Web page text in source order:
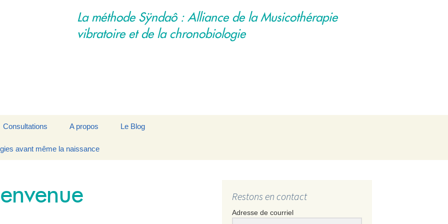
La méthode Sÿndaô : Alliance de la Musicothérapie
vibratoire et de la chronobiologie
La Synchronisation par
Consultations
Déroulement d’une
A propos
Contact
Le Blog
avant même la naissance
Restons en contact
Adresse de courriel